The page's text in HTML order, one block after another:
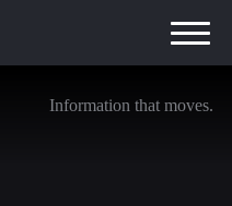
Information that moves.